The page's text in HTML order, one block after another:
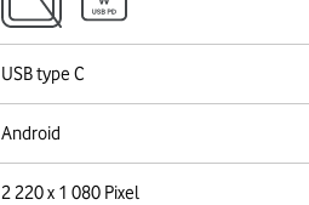
USB type C
Android
2 220 x 1 080 Pixel